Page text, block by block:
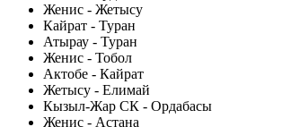
Женис - Жетысу
Кайрат - Туран
Атырау - Туран
Женис - Тобол
Актобе - Кайрат
Жетысу - Елимай
Кызыл-Жар СК - Ордабасы
Женис - Астана